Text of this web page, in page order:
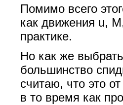
Помимо всего
как движения u,
практике.
Но как же
большинство
считаю, что это
в то время как